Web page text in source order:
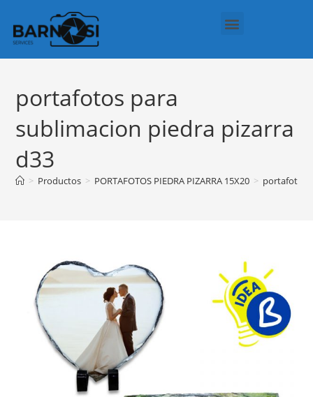
portafotos para
sublimacion piedra pizarra
d33
> Productos > PORTAFOTOS PIEDRA PIZARRA 15X20 > portafotos